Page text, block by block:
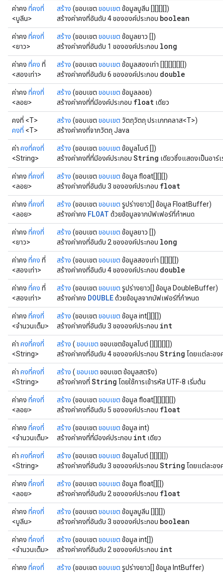
ค่าคง ที่คงที่
<บูลีน>
สร้าง (ขอบเขต ขอบเขต ข้อมูลบูลีน [][][][])
สร้างค่าคงที่อันดับ 4 ขององค์ประกอบ boolean
ค่าคง ที่คงที่
<ยาว>
สร้าง (ขอบเขต ขอบเขต ข้อมูลยาว [])
สร้างค่าคงที่อันดับ 1 ขององค์ประกอบ long
ค่าคง ที่คง ที่
<สองเท่า>
สร้าง (ขอบเขต ขอบเขต ข้อมูลสองเท่า [][][][][][])
สร้างค่าคงที่อันดับ 6 ขององค์ประกอบ double
ค่าคง ที่คงที่
<ลอย>
สร้าง (ขอบเขต ขอบเขต ข้อมูลลอย)
สร้างค่าคงที่ที่มีองค์ประกอบ float เดียว
คงที่ <T>
คงที่ <T>
สร้าง (ขอบเขต ขอบเขต วัตถุวัตถุ ประเภทคลาส<T>)
สร้างค่าคงที่จากวัตถุ Java
ค่า คงที่คงที่
<String>
สร้าง (ขอบเขต ขอบเขต ข้อมูลไบต์ [])
สร้างค่าคงที่ที่มีองค์ประกอบ String เดียวซึ่งแสดงเป็นอาร์
ค่าคง ที่คงที่
<ลอย>
สร้าง (ขอบเขต ขอบเขต ข้อมูล float[][][])
สร้างค่าคงที่อันดับ 3 ขององค์ประกอบ float
ค่าคง ที่คงที่
<ลอย>
สร้าง (ขอบเขต ขอบเขต รูปร่างยาว[] ข้อมูล FloatBuffer)
สร้างค่าคง FLOAT ด้วยข้อมูลจากบัฟเฟอร์ที่กำหนด
ค่าคง ที่คงที่
<ยาว>
สร้าง (ขอบเขต ขอบเขต ข้อมูลยาว [])
สร้างค่าคงที่อันดับ 2 ขององค์ประกอบ long
ค่าคง ที่คง ที่
<สองเท่า>
สร้าง (ขอบเขต ขอบเขต ข้อมูลสองเท่า [][][][])
สร้างค่าคงที่อันดับ 4 ขององค์ประกอบ double
ค่าคง ที่คง ที่
<สองเท่า>
สร้าง (ขอบเขต ขอบเขต รูปร่างยาว[] ข้อมูล DoubleBuffer)
สร้างค่าคง DOUBLEด้วยข้อมูลจากบัฟเฟอร์ที่กำหนด
ค่าคง ที่คงที่
<จำนวนเต็ม>
สร้าง (ขอบเขต ขอบเขต ข้อมูล int[][][])
สร้างค่าคงที่อันดับ 3 ขององค์ประกอบ int
ค่า คงที่คงที่
<String>
สร้าง ( ขอบเขต ขอบเขตข้อมูลไบต์ [][][][][])
สร้างค่าคงที่อันดับ 4 ขององค์ประกอบ String โดยแต่ละอง
ค่า คงที่คงที่
<String>
สร้าง ( ขอบเขต ขอบเขต ข้อมูลสตริง)
สร้างค่าคงที่ String โดยใช้การเข้ารหัส UTF-8 เริ่มต้น
ค่าคง ที่คงที่
<ลอย>
สร้าง (ขอบเขต ขอบเขต ข้อมูล float[][][][][])
สร้างค่าคงที่อันดับ 5 ขององค์ประกอบ float
ค่าคง ที่คงที่
<จำนวนเต็ม>
สร้าง (ขอบเขต ขอบเขต ข้อมูล int)
สร้างค่าคงที่ที่มีองค์ประกอบ int เดียว
ค่า คงที่คงที่
<String>
สร้าง (ขอบเขต ขอบเขต ข้อมูลไบต์ [][][][])
สร้างค่าคงที่อันดับ 3 ขององค์ประกอบ String โดยแต่ละอง
ค่าคง ที่คงที่
<ลอย>
สร้าง (ขอบเขต ขอบเขต ข้อมูล float[][])
สร้างค่าคงที่อันดับ 2 ขององค์ประกอบ float
ค่าคง ที่คงที่
<บูลีน>
สร้าง (ขอบเขต ขอบเขต ข้อมูลบูลีน [][][])
สร้างค่าคงที่อันดับ 3 ขององค์ประกอบ boolean
ค่าคง ที่คงที่
<จำนวนเต็ม>
สร้าง (ขอบเขต ขอบเขต ข้อมูล int[])
สร้างค่าคงที่อันดับ 2 ขององค์ประกอบ int
ค่าคง ที่คงที่
สร้าง (ขอบเขต ขอบเขต รูปร่างยาว[] ข้อมูล IntBuffer)